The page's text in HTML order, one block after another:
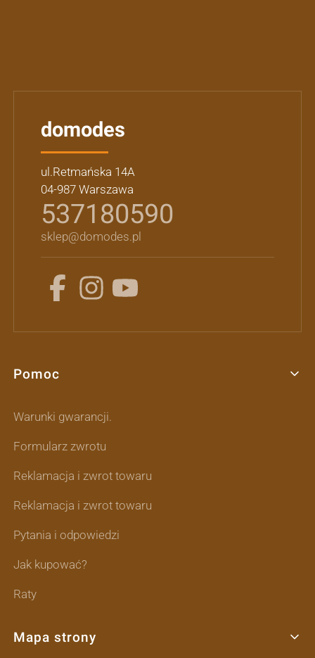
domodes
ul.Retmańska 14A
04-987 Warszawa
537180590
sklep@domodes.pl
Linki w stopce
Pomoc
Warunki gwarancji.
Formularz zwrotu
Reklamacja i zwrot towaru
Reklamacja i zwrot towaru
Pytania i odpowiedzi
Jak kupować?
Raty
Mapa strony